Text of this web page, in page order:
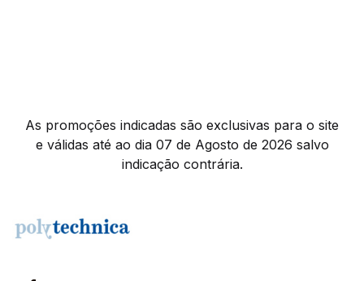
As promoções indicadas são exclusivas para o site
e válidas até ao dia 07 de Agosto de 2026 salvo
indicação contrária.